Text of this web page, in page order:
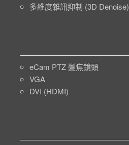
多維度雜訊抑制 (3D Denoise)
eCam PTZ 變焦鏡頭
VGA
DVI (HDMI)